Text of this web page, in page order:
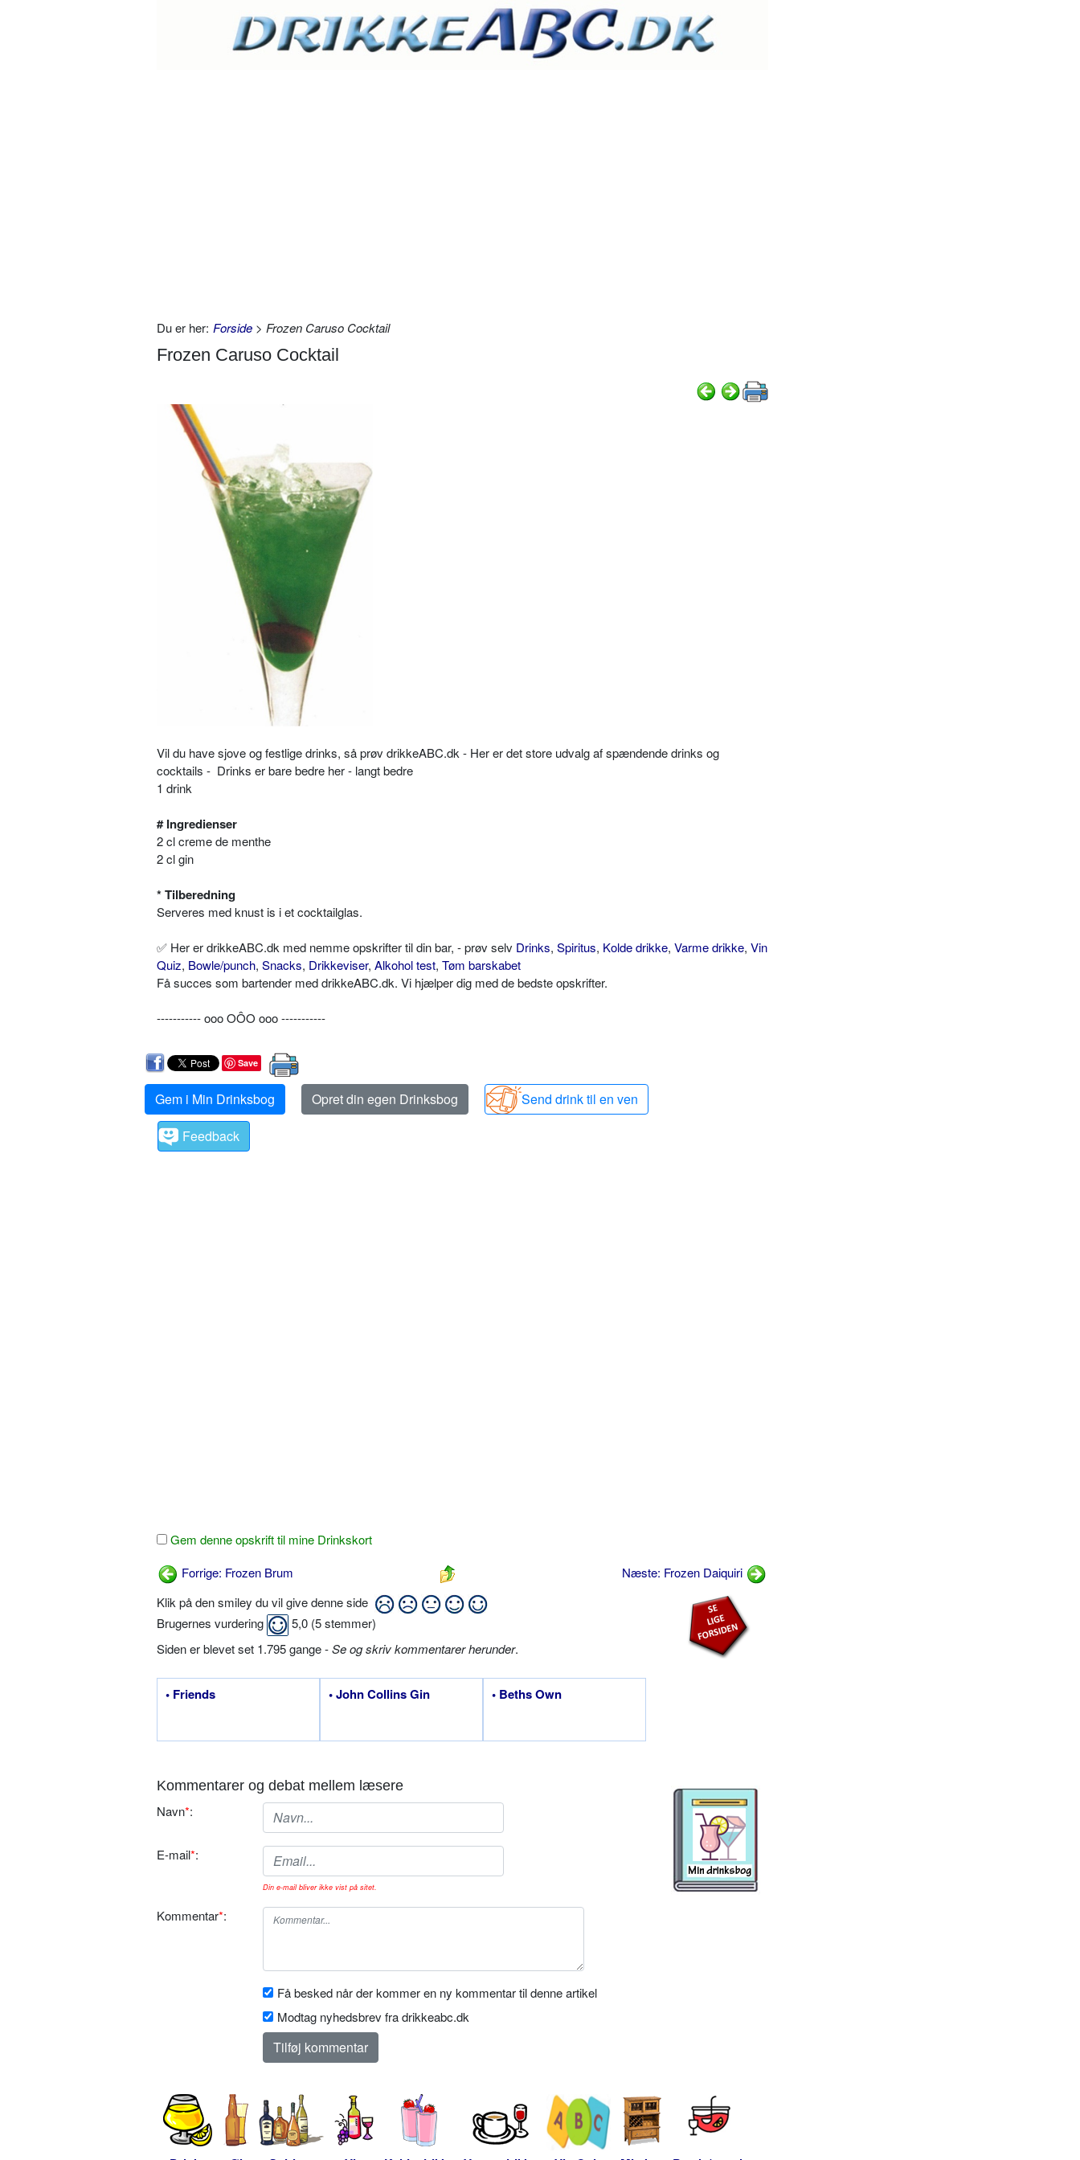
Du er her: Forside > Frozen Caruso Cocktail
Frozen Caruso Cocktail
Vil du have sjove og festlige drinks, så prøv drikkeABC.dk - Her er det store udvalg af spændende drinks og
cocktails - Drinks er bare bedre her - langt bedre
1 drink
# Ingredienser
2 cl creme de menthe
2 cl gin
* Tilberedning
Serveres med knust is i et cocktailglas.
✅ Her er drikkeABC.dk med nemme opskrifter til din bar, - prøv selv Drinks, Spiritus, Kolde drikke, Varme drikke, Vin
Quiz, Bowle/punch, Snacks, Drikkeviser, Alkohol test, Tøm barskabet
Få succes som bartender med drikkeABC.dk. Vi hjælper dig med de bedste opskrifter.
----------- ooo OÔO ooo -----------
Save
Gem i Min Drinksbog Opret din egen Drinksbog
Send drink til en ven
Feedback
Gem denne opskrift til mine Drinkskort
Forrige: Frozen Brum
Næste: Frozen Daiquiri
Klik på den smiley du vil give denne side
Brugernes vurdering
5,0 (5stemmer)
Siden er blevet set 1.795 gange -Se og skriv kommentarer herunder.
• Friends • John Collins Gin • Beths Own
Kommentarer og debat mellem læsere
Navn*:
E-mail*:
Din e-mail bliver ikke vist på sitet.
Kommentar*:
Få besked når der kommer en ny kommentar til denne artikel
Modtag nyhedsbrev fra drikkeabc.dk